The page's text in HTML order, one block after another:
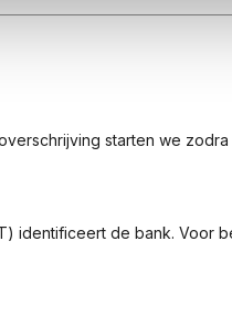
starten we
identificeert de bank. Voor